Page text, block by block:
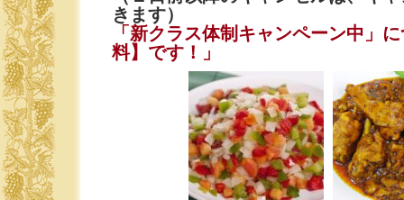
きます）
「新クラス体制キャンペーン中」
料】です！」